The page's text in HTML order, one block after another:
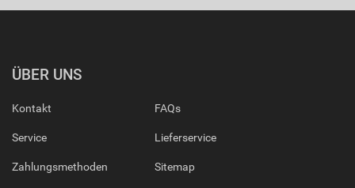
ÜBER UNS
Kontakt
Service
Zahlungsmethoden
FAQs
Lieferservice
Sitemap